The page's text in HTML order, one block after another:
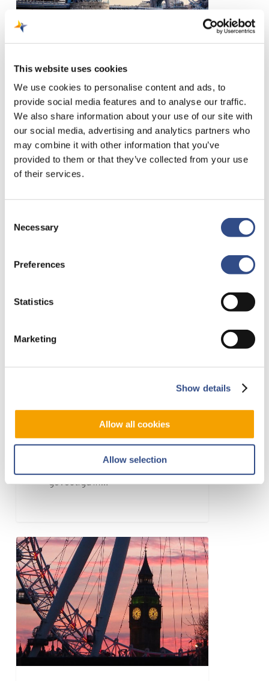
This website uses cookies
We use cookies to personalise content and ads, to
provide social media features and to analyse our traffic.
We also share information about your use of our site with
our social media, advertising and analytics partners who
may combine it with other information that you’ve
provided to them or that they’ve collected from your use
of their services.
Selection
Necessary
Preferences
Statistics
Marketing
Show details
Allow all cookies
Allow selection
Tower Bridge
Als je aan Londen denkt, denk
je aan de iconische Tower
Bridge. Over de brug…
British
Het British Museum is het
nationale museum van het
Verenigd Koninkrijk en is
London
Eye